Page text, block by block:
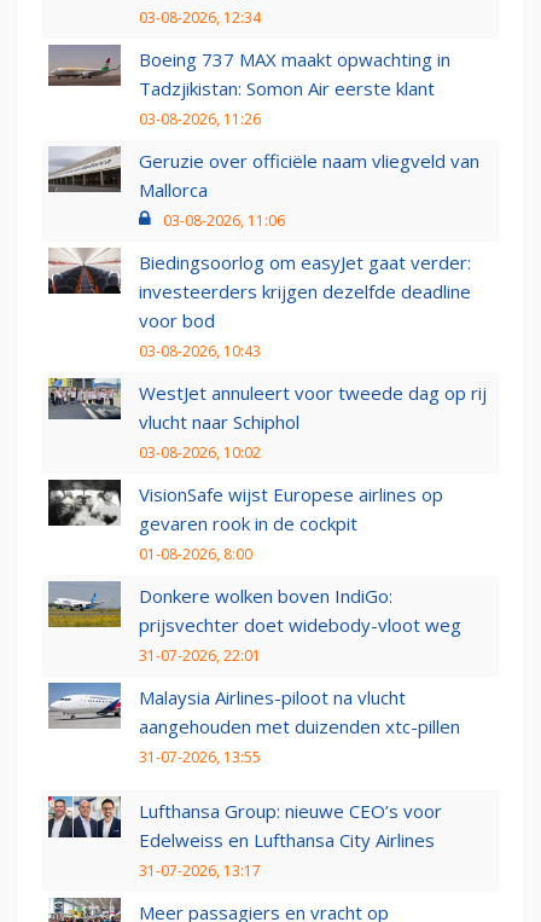
03-08-2026, 12:34
Boeing 737 MAX maakt opwachting in
Tadzjikistan: Somon Air eerste klant
03-08-2026, 11:26
Geruzie over officiële naam vliegveld van
Mallorca
03-08-2026, 11:06
Biedingsoorlog om easyJet gaat verder:
investeerders krijgen dezelfde deadline
voor bod
03-08-2026, 10:43
WestJet annuleert voor tweede dag op rij
vlucht naar Schiphol
03-08-2026, 10:02
VisionSafe wijst Europese airlines op
gevaren rook in de cockpit
01-08-2026, 8:00
Donkere wolken boven IndiGo:
prijsvechter doet widebody-vloot weg
31-07-2026, 22:01
Malaysia Airlines-piloot na vlucht
aangehouden met duizenden xtc-pillen
31-07-2026, 13:55
Lufthansa Group: nieuwe CEO’s voor
Edelweiss en Lufthansa City Airlines
31-07-2026, 13:17
Meer passagiers en vracht op